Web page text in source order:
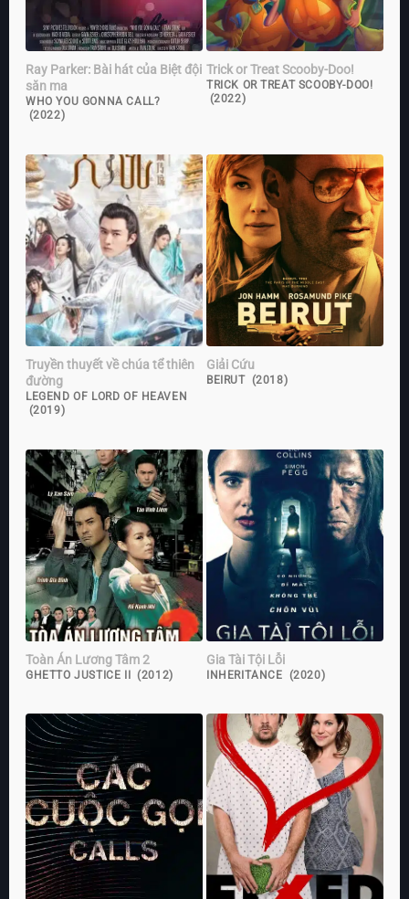
Ray Parker: Bài hát của Biệt đội
săn ma
WHO YOU GONNA CALL?
(2022)
Trick or Treat Scooby-Doo!
TRICK OR TREAT SCOOBY-DOO!
(2022)
Truyền thuyết về chúa tể thiên
đường
LEGEND OF LORD OF HEAVEN
(2019)
Giải Cứu
BEIRUT (2018)
Toàn Án Lương Tâm 2
GHETTO JUSTICE II (2012)
Gia Tài Tội Lỗi
INHERITANCE (2020)